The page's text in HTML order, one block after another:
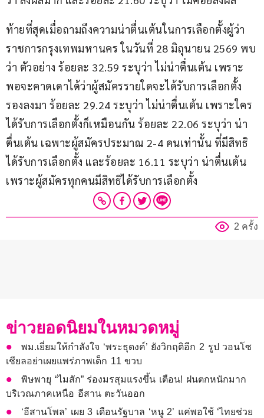
ท้ายที่สุดเมื่อถามถึงความน่าตื่นเต้นในการเลือกตั้งผู้ว่า
ราชการกรุงเทพมหานคร ในวันที่ 28 มิถุนายน 2569 พบ
ว่า ตัวอย่าง ร้อยละ 32.59 ระบุว่า ไม่น่าตื่นเต้น เพราะ
พอจะคาดเดาได้ว่าผู้สมัครรายใดจะได้รับการเลือกตั้ง
รองลงมา ร้อยละ 29.24 ระบุว่า ไม่น่าตื่นเต้น เพราะใคร
ได้รับการเลือกตั้งก็เหมือนกัน ร้อยละ 22.06 ระบุว่า น่า
ตื่นเต้น เฉพาะผู้สมัครประมาณ 2-4 คนเท่านั้น ที่มีสิทธิ
ได้รับการเลือกตั้ง และร้อยละ 16.11 ระบุว่า น่าตื่นเต้น
เพราะผู้สมัครทุกคนมีสิทธิได้รับการเลือกตั้ง
2 ครั้ง
ข่าวยอดนิยมในหมวดหมู่
พม.เยี่ยมให้กำลังใจ ‘พระธุดงค์’ ยังวิกฤติอีก 2 รูป วอนโซ
เชียลอย่าเผยแพร่ภาพเด็ก 11 ขวบ
พิษพายุ “ไมสัก” ร่องมรสุมแรงขึ้น เตือน! ฝนตกหนักมาก
บริเวณภาคเหนือ อีสาน ตะวันออก
‘อีสานโพล’ เผย 3 เดือนรัฐบาล ‘หนู 2’ แค่พอใช้ ‘ไทยช่วย